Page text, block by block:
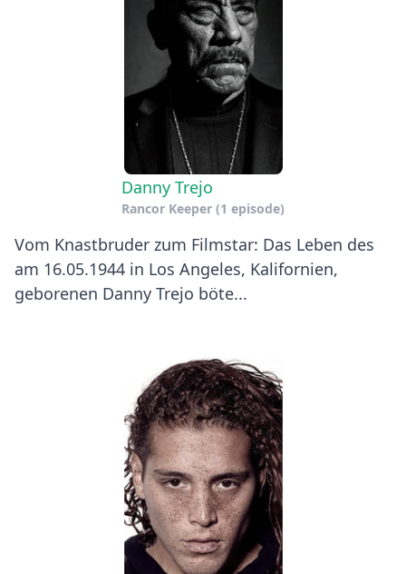
Danny Trejo
Rancor Keeper (1 episode)
Vom Knastbruder zum Filmstar: Das Leben des
am 16.05.1944 in Los Angeles, Kalifornien,
geborenen Danny Trejo böte...